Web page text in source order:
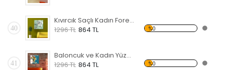
40
Kıvırcık Saçlı Kadın Forex Tablo
1296 TL 864 TL %0
41
Baloncuk ve Kadın Yüzü Forex Tablo
1296 TL 864 TL %0